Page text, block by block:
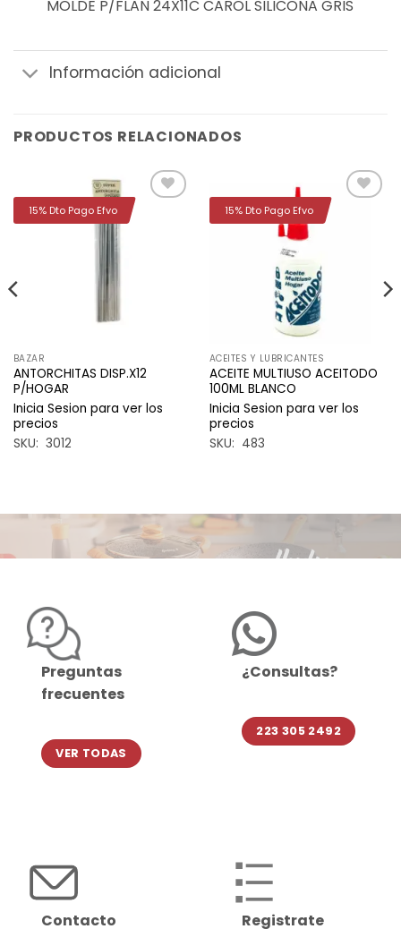
MOLDE P/FLAN 24X11C CAROL SILICONA GRIS
Información adicional
PRODUCTOS RELACIONADOS
BAZAR
ANTORCHITAS DISP.X12
P/HOGAR
Inicia Sesion para ver los
precios
SKU: 3012
15% Dto Pago Efvo
ACEITES Y LUBRICANTES
ACEITE MULTIUSO ACEITODO
100ML BLANCO
Inicia Sesion para ver los
precios
SKU: 483
15% Dto Pago Efvo
Preguntas
frecuentes
VER TODAS
¿Consultas?
223 305 2492
Contacto Registrate